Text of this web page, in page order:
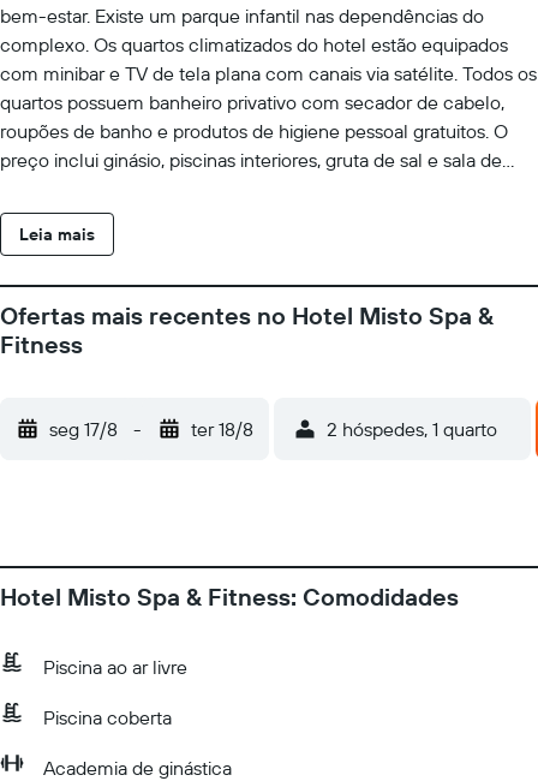
bem-estar. Existe um parque infantil nas dependências do
complexo. Os quartos climatizados do hotel estão equipados
com minibar e TV de tela plana com canais via satélite. Todos os
quartos possuem banheiro privativo com secador de cabelo,
roupões de banho e produtos de higiene pessoal gratuitos. O
preço inclui ginásio, piscinas interiores, gruta de sal e sala de
Misto e do bar no local. A estação ferroviária de Kharkiv-Levada
fica a 5 km de distância e o aeroporto de Kharkiv a 15 km. A
de Ópera a 5 km do Complexo Hoteleiro Misto.
Leia mais
Ofertas mais recentes no Hotel Misto Spa &
Fitness
seg 17/8 - ter 18/8 2 hóspedes, 1 quarto
Hotel Misto Spa & Fitness: Comodidades
Piscina ao ar livre
Piscina coberta
Academia de ginástica